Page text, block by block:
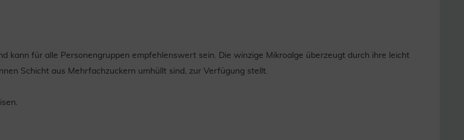
kann für alle Personengruppen empfehlenswert sein. Die winzige Mikroalge überzeugt durch ihre leicht
Schicht aus Mehrfachzuckern umhüllt sind, zur Verfügung stellt.